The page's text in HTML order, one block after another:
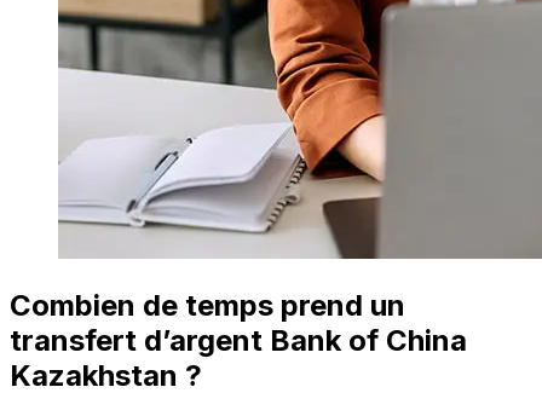
Combien de temps prend un
transfert d’argent Bank of China
Kazakhstan ?